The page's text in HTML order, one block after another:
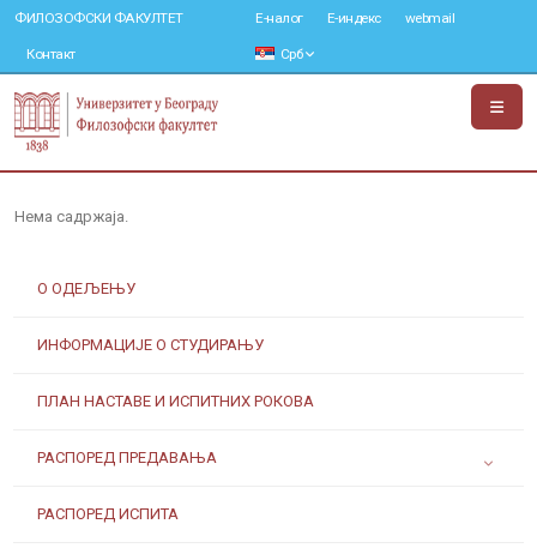
ФИЛОЗОФСКИ ФАКУЛТЕТ
Контакт
Е-налог Е-индекс webmail
Срб
О ОДЕЉЕЊУ
ИНФОРМАЦИЈЕ О СТУДИРАЊУ
ПЛАН НАСТАВЕ И ИСПИТНИХ РОКОВА
РАСПОРЕД ПРЕДАВАЊА
РАСПОРЕД ИСПИТА
Нема садржаја.